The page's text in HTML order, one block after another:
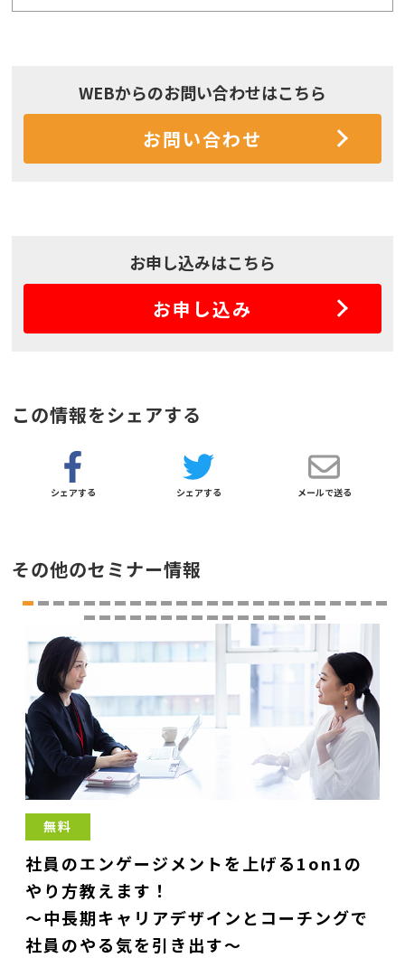
WEBからのお問い合わせはこちら
お問い合わせ
お申し込みはこちら
お申し込み
この情報をシェアする
シェアする シェアする メールで送る
その他のセミナー情報
無料
社員のエンゲージメントを上げる1on1の
やり方教えます！
～中長期キャリアデザインとコーチングで
社員のやる気を引き出す～